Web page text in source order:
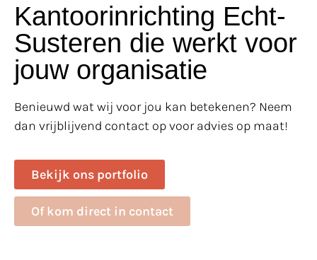
Kantoorinrichting Echt-
Susteren die werkt voor
jouw organisatie
Benieuwd wat wij voor jou kan betekenen? Neem
dan vrijblijvend contact op voor advies op maat!
Bekijk ons portfolio
Of kom direct in contact